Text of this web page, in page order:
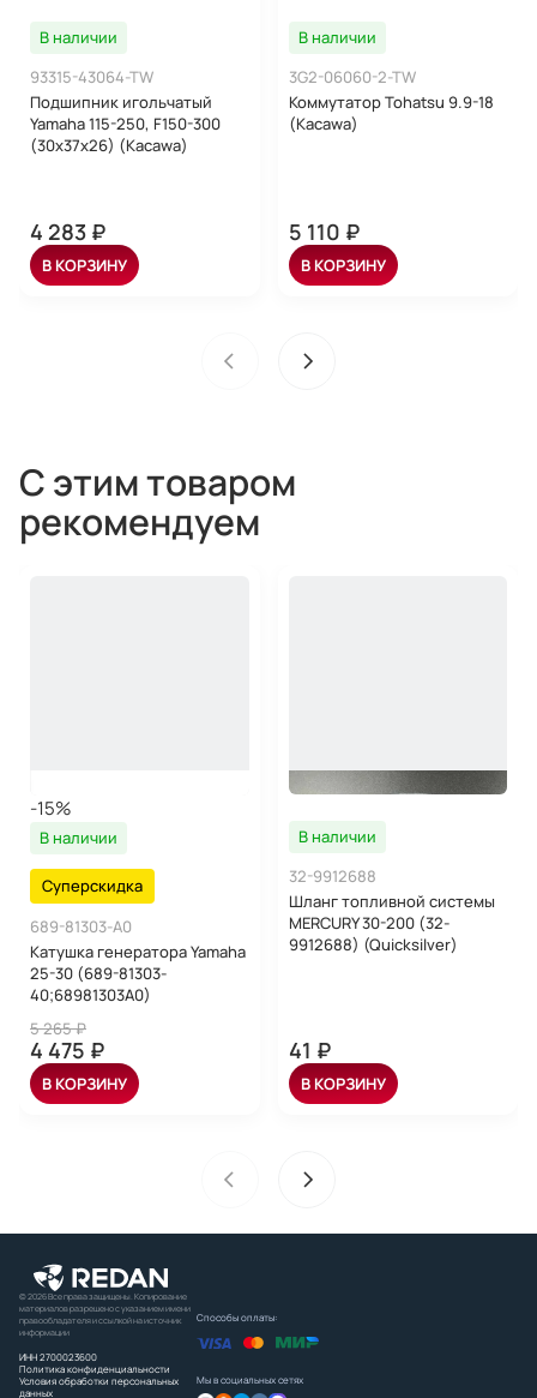
В наличии
93315-43064-TW
Подшипник игольчатый
Yamaha 115-250, F150-300
(30x37x26) (Kacawa)
4 283 ₽
В КОРЗИНУ
В наличии
3G2-06060-2-TW
Коммутатор Tohatsu 9.9-18
(Kacawa)
5 110 ₽
В КОРЗИНУ
С этим товаром
рекомендуем
-15%
В наличии
Суперскидка
689-81303-A0
Катушка генератора Yamaha
25-30 (689-81303-
40;68981303A0)
5 265 ₽
4 475 ₽
В КОРЗИНУ
В наличии
32-9912688
Шланг топливной системы
MERCURY 30-200 (32-
9912688) (Quicksilver)
41 ₽
В КОРЗИНУ
© 2026 Все права защищены. Копирование
материалов разрешено с указанием имени
правообладателя и ссылкой на источник
информации
ИНН 2700023600
Политика конфиденциальности
Условия обработки персональных
данных
Способы оплаты:
Мы в социальных сетях